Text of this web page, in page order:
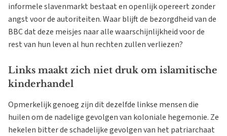
informele slavenmarkt bestaat en openlijk opereert zonder
angst voor de autoriteiten. Waar blijft de bezorgdheid van de
BBC dat deze meisjes naar alle waarschijnlijkheid voor de
rest van hun leven al hun rechten zullen verliezen?
Links maakt zich niet druk om islamitische
kinderhandel
Opmerkelijk genoeg zijn dit dezelfde linkse mensen die
huilen om de nadelige gevolgen van koloniale hegemonie. Ze
hekelen bitter de schadelijke gevolgen van het patriarchaat